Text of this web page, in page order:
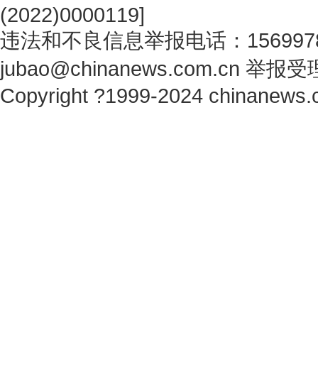
(2022)0000119]
违法和不良信息举报电话：
jubao@chinanews.com.cn 举报受
Copyright ?1999-2024